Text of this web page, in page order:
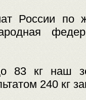
России по
83 кг наш
240 кг